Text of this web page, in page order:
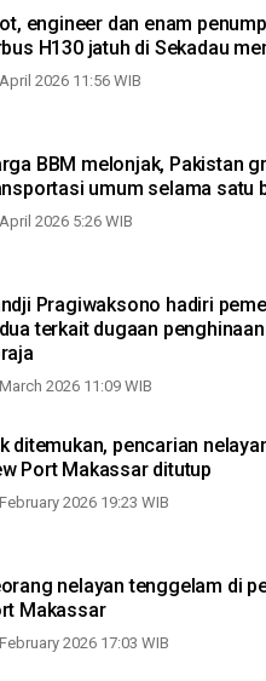
engineer dan enam
Airbus H130 jatuh di
2026 11:56 WIB
BBM melonjak, Pakistan
umum selama satu
2026 5:26 WIB
Pragiwaksono hadiri
terkait dugaan
2026 11:09 WIB
ditemukan, pencarian
Port Makassar ditutup
2026 19:23 WIB
nelayan tenggelam di
Makassar
2026 17:03 WIB